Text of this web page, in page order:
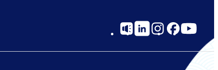
Social